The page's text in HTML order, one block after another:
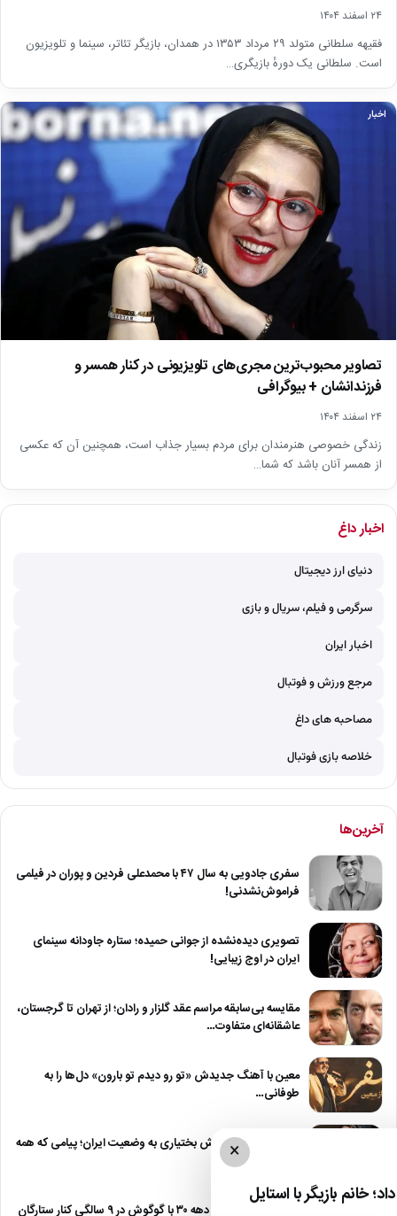
۲۴ اسفند ۱۴۰۴
فقیهه سلطانی متولد ۲۹ مرداد ۱۳۵۳ در همدان، بازیگر تئاتر، سینما و تلویزیون
است. سلطانی یک دورهٔ بازیگری…
اخبار
تصاویر محبوب‌ترین مجری‌های تلویزیونی در کنار همسر و
فرزندانشان + بیوگرافی
۲۴ اسفند ۱۴۰۴
زندگی خصوصی هنرمندان برای مردم بسیار جذاب است، همچنین آن که عکسی
از همسر آنان باشد که شما…
اخبار داغ
دنیای ارز دیجیتال
سرگرمی و فیلم، سریال و بازی
اخبار ایران
مرجع ورزش و فوتبال
مصاحبه های داغ
خلاصه بازی فوتبال
آخرین‌ها
سفری جادویی به سال ۴۷ با محمدعلی فردین و پوران در فیلمی
فراموش‌نشدنی!
تصویری دیده‌نشده از جوانی حمیده؛ ستاره جاودانه سینمای
ایران در اوج زیبایی!
مقایسه بی‌سابقه مراسم عقد گلزار و رادان؛ از تهران تا گرجستان،
عاشقانه‌ای متفاوت…
معین با آهنگ جدیدش «تو رو دیدم تو بارون» دل‌ها را به
طوفانی…
واکنش معنادار بهنوش بختیاری به وضعیت ایران؛ پیامی که همه
سفر شگفت‌انگیز به دهه ۳۰ با گوگوش در ۹ سالگی کنار ستارگان
×
خانم بازیگر با استایل